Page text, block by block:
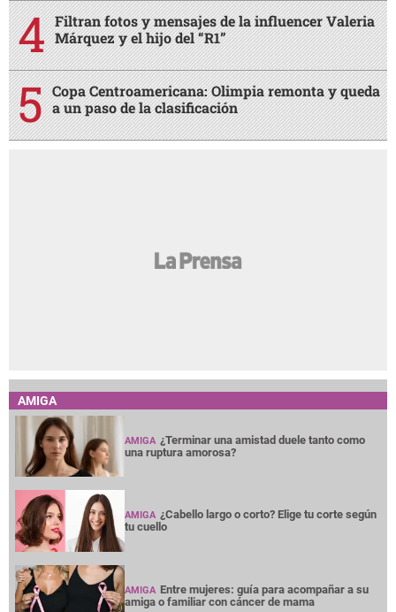
Filtran fotos y mensajes de la influencer Valeria
Márquez y el hijo del “R1”
Copa Centroamericana: Olimpia remonta y queda
a un paso de la clasificación
AMIGA
AMIGA ¿Terminar una amistad duele tanto como
una ruptura amorosa?
AMIGA ¿Cabello largo o corto? Elige tu corte según
tu cuello
AMIGA Entre mujeres: guía para acompañar a su
amiga o familiar con cáncer de mama